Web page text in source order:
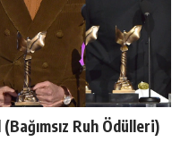
Ruh Ödülleri)